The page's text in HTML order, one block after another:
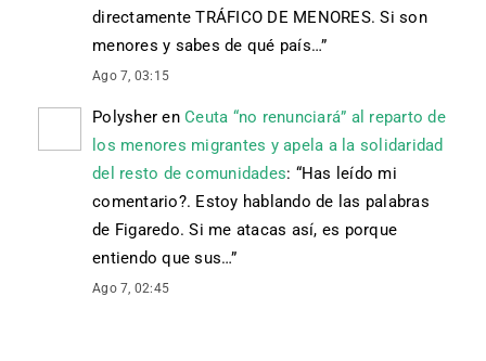
directamente TRÁFICO DE MENORES. Si son
menores y sabes de qué país…”
Ago 7, 03:15
Polysher en Ceuta “no renunciará” al reparto de
los menores migrantes y apela a la solidaridad
del resto de comunidades: “Has leído mi
comentario?. Estoy hablando de las palabras
de Figaredo. Si me atacas así, es porque
entiendo que sus…”
Ago 7, 02:45